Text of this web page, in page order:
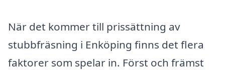
När det kommer till prissättning av
stubbfräsning i Enköping finns det flera
faktorer som spelar in. Först och främst